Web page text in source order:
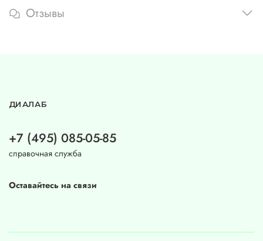
Отзывы
ДИАЛАБ
+7 (495) 085-05-85
справочная служба
Оставайтесь на связи